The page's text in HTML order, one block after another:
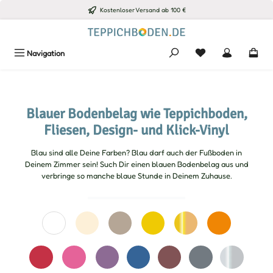
Zum Hauptinhalt springen Kostenloser Versand ab 100 €
Navigation Du hast 0
Blauer Bodenbelag wie Teppichboden,
Fliesen, Design- und Klick-Vinyl
Blau sind alle Deine Farben? Blau darf auch der Fußboden in
Deinem Zimmer sein! Such Dir einen blauen Bodenbelag aus und
verbringe so manche blaue Stunde in Deinem Zuhause.